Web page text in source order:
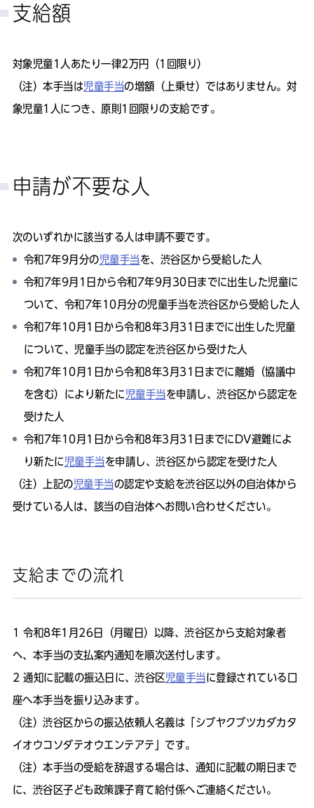
支給額
対象児童1人あたり一律2万円（1回限り）
（注）本手当は児童手当の増額（上乗せ）ではありません。対
象児童1人につき、原則1回限りの支給です。
申請が不要な人
次のいずれかに該当する人は申請不要です。
令和7年9月分の児童手当を、渋谷区から受給した人
令和7年9月1日から令和7年9月30日までに出生した児童に
ついて、令和7年10月分の児童手当を渋谷区から受給した人
令和7年10月1日から令和8年3月31日までに出生した児童
について、 児童手当の認定を渋谷区から受けた人
令和7年10月1日から令和8年3月31日までに離婚（協議中
を含む）により新たに児童手当を申請し、渋谷区から認定を
受けた人
令和7年10月1日から令和8年3月31日までにDV避難によ
り新たに児童手当を申請し、渋谷区から認定を受けた人
（注）
上記の児童手当の認定や支給を渋谷区以外の自治体から
受けている人は、該当の自治体へお問い合わせください。
支給までの流れ
令和8年1月26日（月曜日）以降、渋谷区から支給対象者
へ、本手当の支払案内通知を順次送付します。
通知に記載の振込日に、渋谷区児童手当に登録されている口
座へ本手当を振り込みます。
（注）渋谷区からの振込依頼人名義は「シブヤクブツカダカタ
イオウコソダテオウエンテアテ」です。
（注）本手当の受給を辞退する場合は、通知に記載の期日まで
に、渋谷区子ども政策課子育て給付係へご連絡ください。